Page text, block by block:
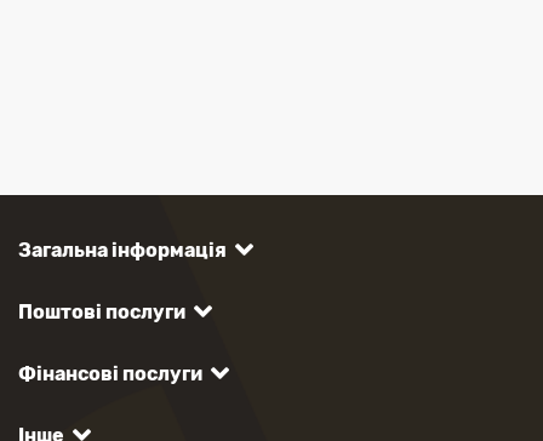
Загальна інформація
Поштові послуги
Фінансові послуги
Інше